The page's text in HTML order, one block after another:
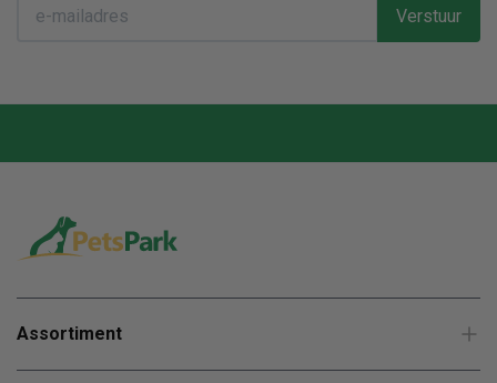
Verstuur
Assortiment